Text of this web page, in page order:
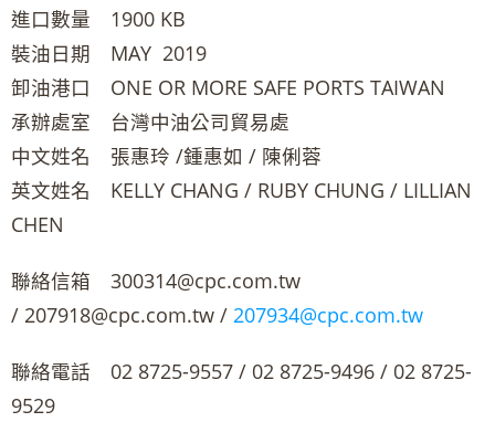
進口數量 1900 KB
裝油日期 MAY 2019
卸油港口 ONE OR MORE SAFE PORTS TAIWAN
承辦處室 台灣中油公司貿易處
中文姓名 張惠玲 /鍾惠如 / 陳俐蓉
英文姓名 KELLY CHANG / RUBY CHUNG / LILLIAN
CHEN
聯絡信箱 300314@cpc.com.tw
/ 207918@cpc.com.tw / 207934@cpc.com.tw
聯絡電話 02 8725-9557 / 02 8725-9496 / 02 8725-
9529